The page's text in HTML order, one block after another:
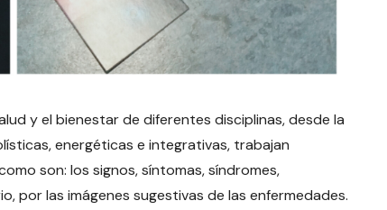
y el bienestar de diferentes disciplinas, desde la
energéticas e integrativas, trabajan
son: los signos, síntomas, síndromes,
por las imágenes sugestivas de las enfermedades.